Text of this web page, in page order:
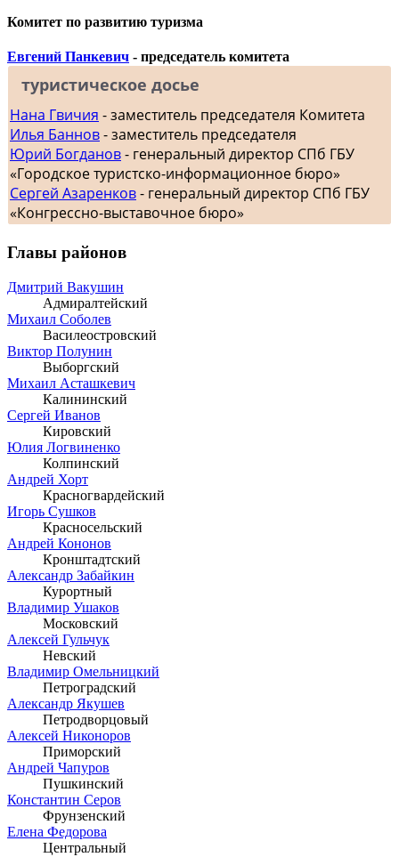
Комитет по развитию туризма
Евгений Панкевич - председатель комитета
туристическое досье
Нана Гвичия - заместитель председателя Комитета
Илья Баннов- заместитель председателя
Юрий Богданов- генеральный директор СПб ГБУ
«Городское туристско-информационное бюро»
Сергей Азаренков- генеральный директор СПб ГБУ
«Конгрессно-выставочное бюро»
Главы районов
Дмитрий Вакушин
Адмиралтейский
Михаил Соболев
Василеостровский
Виктор Полунин
Выборгский
Михаил Асташкевич
Калининский
Сергей Иванов
Кировский
Юлия Логвиненко
Колпинский
Андрей Хорт
Красногвардейский
Игорь Сушков
Красносельский
Андрей Кононов
Кронштадтский
Александр Забайкин
Курортный
Владимир Ушаков
Московский
Алексей Гульчук
Невский
Владимир Омельницкий
Петроградский
Александр Якушев
Петродворцовый
Алексей Никоноров
Приморский
Андрей Чапуров
Пушкинский
Константин Серов
Фрунзенский
Елена Федорова
Центральный